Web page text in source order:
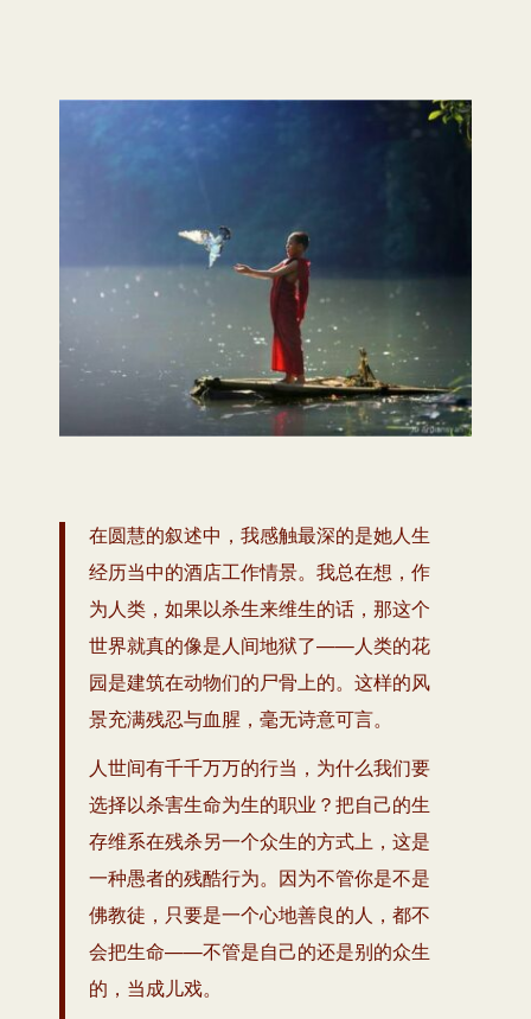
在圆慧的叙述中，我感触最深的是她人生
经历当中的酒店工作情景。我总在想，作
为人类，如果以杀生来维生的话，那这个
世界就真的像是人间地狱了——人类的花
园是建筑在动物们的尸骨上的。这样的风
景充满残忍与血腥，毫无诗意可言。
人世间有千千万万的行当，为什么我们要
选择以杀害生命为生的职业？把自己的生
存维系在残杀另一个众生的方式上，这是
一种愚者的残酷行为。因为不管你是不是
佛教徒，只要是一个心地善良的人，都不
会把生命——不管是自己的还是别的众生
的，当成儿戏。